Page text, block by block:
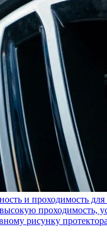
и проходимость для
проходимость,
рисунку